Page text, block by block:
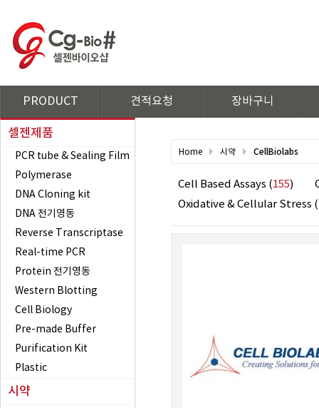
PRODUCT 견적요청 장바구니
셀젠제품
PCR tube & Sealing Film
Polymerase
DNA Cloning kit
DNA 전기영동
Reverse Transcriptase
Real-time PCR
Protein 전기영동
Western Blotting
Cell Biology
Pre-made Buffer
Purification Kit
Plastic
시약
Home 시약 CellBiolabs
Cell Based Assays (155)
Oxidative & Cellular Stress (